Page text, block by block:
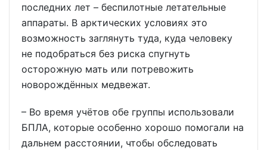
последних лет – беспилотные летательные
аппараты. В арктических условиях это
возможность заглянуть туда, куда человеку
не подобраться без риска спугнуть
осторожную мать или потревожить
новорождённых медвежат.
– Во время учётов обе группы использовали
БПЛА, которые особенно хорошо помогали на
дальнем расстоянии, чтобы обследовать